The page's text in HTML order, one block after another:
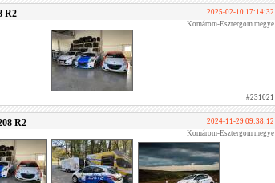
R2
2025-02-10 17:14:32
Komárom-Esztergom megye
#231021
R2
2024-11-29 09:38:12
Komárom-Esztergom megye